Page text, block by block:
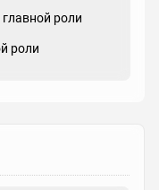
главной роли
роли